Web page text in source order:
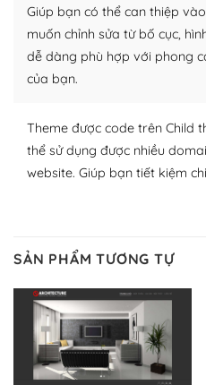
Nhờ lượng người dùng đông
plugin của WordPress rất
thích chọn lựa plugin và
lập website của mình.
– Dễ sử dụng
Và bạn có toàn quyền tự do
trang web WordPress của
Dễ dàng lựa chọn Hosting
– Bảo mật cực tốt
Giúp bạn có thể can thiệp
muốn chỉnh sửa từ bố cục,
dễ dàng phù hợp với phong
của bạn.
Theme được code trên Child
thể sử dụng được nhiều
website. Giúp bạn tiết kiệm
SẢN PHẨM TƯƠNG TỰ